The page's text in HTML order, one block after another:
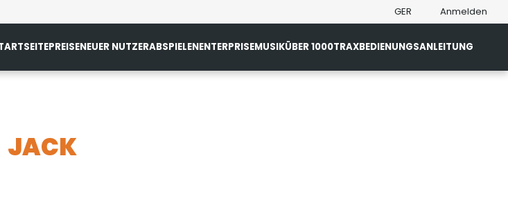
GER Anmelden
PREISENEUER NUTZERABSPIELENENTERPRISEMUSIKÜBER 1000TRAXBEDIENUNGSANLEITUNG
JACK